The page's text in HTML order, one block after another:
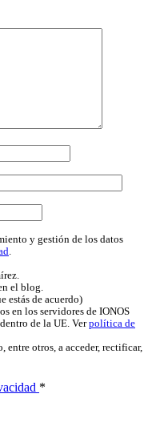
y gestión de los datos
.
el blog.
de acuerdo)
en los servidores de IONOS
de la UE. Verpolítica de
entre otros, a acceder, rectificar,
*